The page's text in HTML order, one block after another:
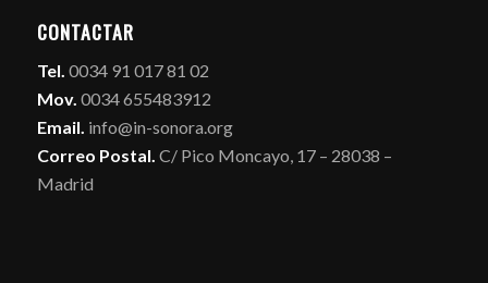
CONTACTAR
Tel. 0034 91 017 81 02
Mov. 0034 655483912
Email. info@in-sonora.org
Correo Postal. C/ Pico Moncayo, 17 – 28038 –
Madrid